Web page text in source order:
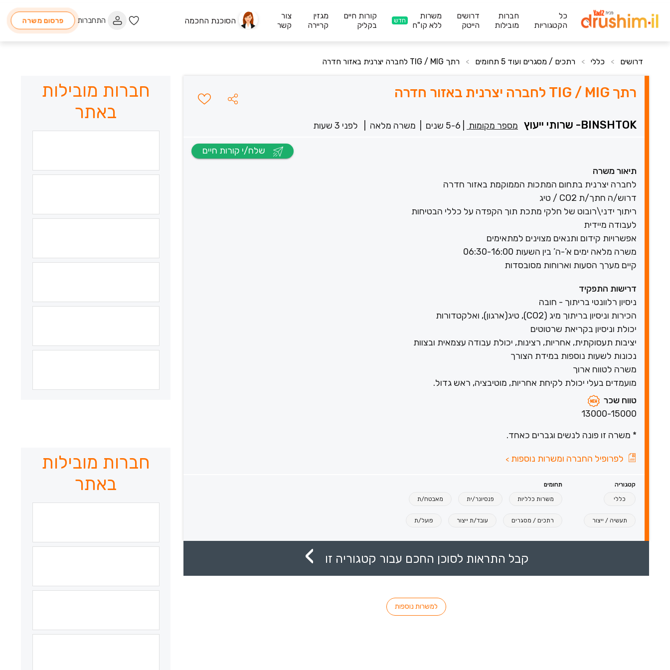
כל
הקטגוריות
חברות
מובילות
דרושים
הייטק
משרות
ללא קו"ח
חדש
קורות חיים
בקליק
מגזין
קריירה
צור
קשר
הסוכנת החכמה התחברות פרסום משרה
דרושים > כללי > רתכים / מסגרים ועוד 5 תחומים > רתך TIG / MIG לחברה יצרנית באזור חדרה
רתך TIG / MIG לחברה יצרנית באזור חדרה
BINSHTOK- שרותי ייעוץ מספר מקומות 5-6 שנים משרה מלאה לפני 3 שעות
תיאור משרה
לחברה יצרנית בתחום המתכות הממוקמת באזור חדרה
דרוש/ה חתך/ת CO2 / טיג
ריתוך ידני\רובוט של חלקי מתכת תוך הקפדה על כללי הבטיחות
לעבודה מיידית
אפשרויות קידום ותנאים מצוינים למתאימים
משרה מלאה ימים א’-ה’ בין השעות 06:30-16:00
קיים מערך הסעות וארוחות מסובסדות
דרישות התפקיד
ניסיון רלוונטי בריתוך - חובה
הכירות וניסיון בריתוך מיג (CO2), טיג(ארגון), ואלקטדורות
יכולת וניסיון בקריאת שרטוטים
יציבות תעסוקתית, אחריות, רצינות, יכולת עבודה עצמאית ובצוות
נכונות לשעות נוספות במידת הצורך
משרה לטווח ארוך
מועמדים בעלי יכולת לקיחת אחריות, מוטיבציה, ראש גדול.
טווח שכר
13000-15000
* משרה זו פונה לנשים וגברים כאחד.
לפרופיל החברה ומשרות נוספות >
קטגוריה תחומים
כללי משרות כלליות פנסיונר/ית מאבטח/ת
תעשיה / ייצור רתכים / מסגרים עובד/ת ייצור פועל/ת
קבל התראות לסוכן החכם עבור קטגוריה זו
למשרות נוספות
חברות מובילות
באתר
חברות מובילות
באתר